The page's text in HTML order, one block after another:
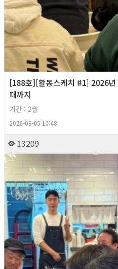
[188호][활동스케치 #1] 2026년
때까지
기간 : 2월
2026-03-05 10:48
13209